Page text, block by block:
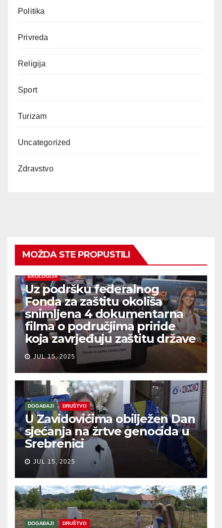
Politika
Privreda
Religija
Sport
Turizam
Uncategorized
Zdravstvo
MOŽDA STE PROPUSTILI
EKOLOGIJA
Uz podršku federalnog
Fonda za zaštitu okoliša
snimljena 4 dokumentarna
filma o područjima priride
koja zavrjeđuju zaštitu države
JUL 15, 2025
DOGAĐAJI DRUŠTVO
U Zavidovićima obilježen Dan
sjećanja na žrtve genocida u
Srebrenici
JUL 15, 2025
DOGAĐAJI DRUŠTVO